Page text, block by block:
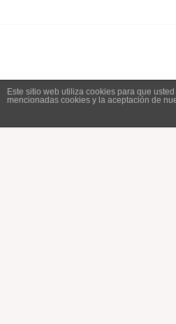
Este sitio web utiliza cookies para que
mencionadas cookies y la aceptación de